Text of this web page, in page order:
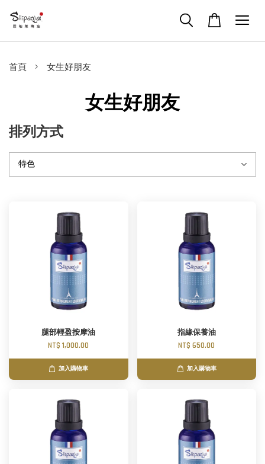
首頁 › 女生好朋友
女生好朋友
排列方式
腿部輕盈按摩油
NT$ 1,000.00
加入購物車
指緣保養油
NT$ 650.00
加入購物車